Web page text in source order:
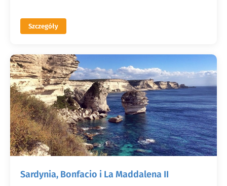
Szczegóły
Sardynia, Bonfacio i La Maddalena II